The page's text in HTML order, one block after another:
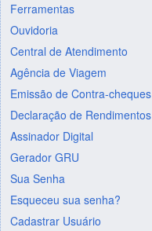
Ferramentas
Ouvidoria
Central de Atendimento
Agência de Viagem
Emissão de Contra-cheques
Declaração de Rendimentos
Assinador Digital
Gerador GRU
Sua Senha
Esqueceu sua senha?
Cadastrar Usuário